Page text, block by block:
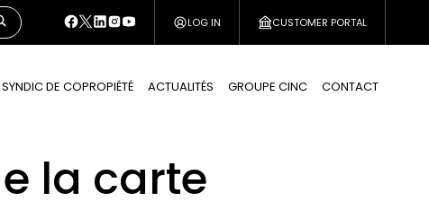
LOG IN CUSTOMER PORTAL
SYNDIC DE COPROPIÉTÉ ACTUALITÉS GROUPE CINC CONTACT
la carte